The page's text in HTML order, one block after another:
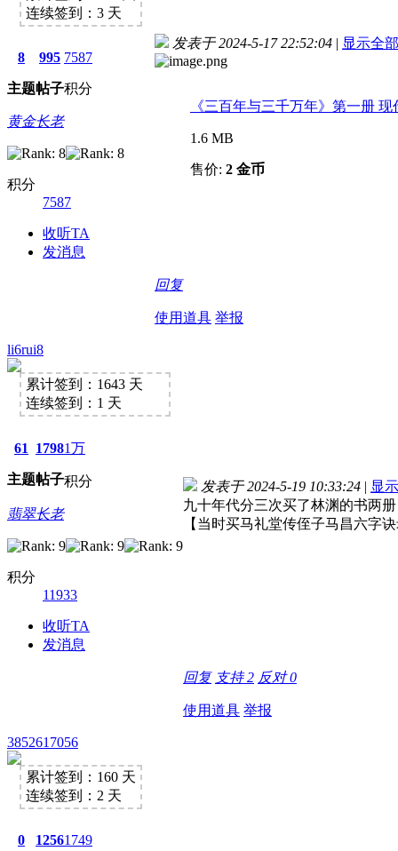
连续签到：3 天
8
主题
995
帖子
7587
积分
黄金长老
积分
7587
收听TA
发消息
发表于 2024-5-17 22:52:04 | 显示全
《三百年与三千万年》第一册
1.6 MB
售价: 2 金币
回复
使用道具 举报
li6rui8
累计签到：1643 天
连续签到：1 天
61
主题
1798
帖子
1万
积分
翡翠长老
积分
11933
收听TA
发消息
发表于 2024-5-19 10:33:24 | 显
九十年代分三次买了林渊的书两
【当时买马礼堂传侄子马昌六字
回复 支持2 反对0
使用道具 举报
3852617056
累计签到：160 天
连续签到：2 天
0 12561749